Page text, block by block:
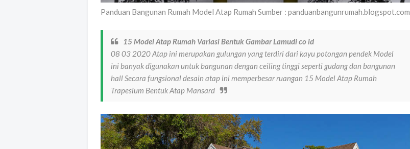
Panduan Bangunan Rumah Model Atap Rumah Sumber : panduanbangunrumah.blogspot.com
15 Model Atap Rumah Variasi Bentuk Gambar Lamudi co id
08 03 2020 Atap ini merupakan gulungan yang terdiri dari kayu potongan pendek Model
ini banyak digunakan untuk bangunan dengan ceiling tinggi seperti gudang dan bangunan
hall Secara fungsional desain atap ini memperbesar ruangan 15 Model Atap Rumah
Trapesium Bentuk Atap Mansard